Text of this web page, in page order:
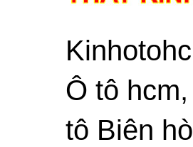
Ô tô
tô Biên